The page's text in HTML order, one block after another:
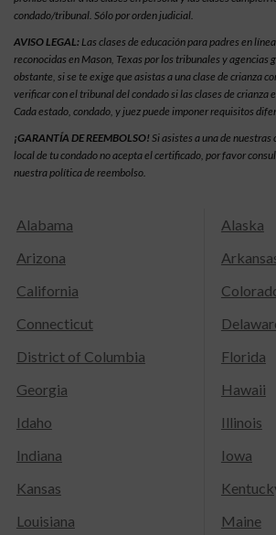
condado/tribunal. Sólo por orden judicial.
AVISO LEGAL:Las clases de educación para padres en
reconocidas en Mason, Texas por los tribunales y agencias
obstante, si se te exige que asistas a una clase de crianza
verificar con el tribunal del condado si las clases de crianza
Cada estado, condado, y juez puede imponer requisitos
¡GARANTÍA DE REEMBOLSO! Si asistes a una de
local de tu condado no acepta el certificado, por favor
nuestra política de reembolso.
Alabama
Alaska
Arizona
California
Connecticut
District of Columbia
Florida
Georgia
Hawaii
Idaho
Illinois
Indiana
Iowa
Kansas
Louisiana
Maine